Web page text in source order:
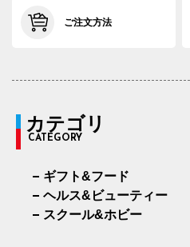
ご注文方法
カテゴリ
CATEGORY
ギフト&フード
ヘルス&ビューティー
スクール&ホビー